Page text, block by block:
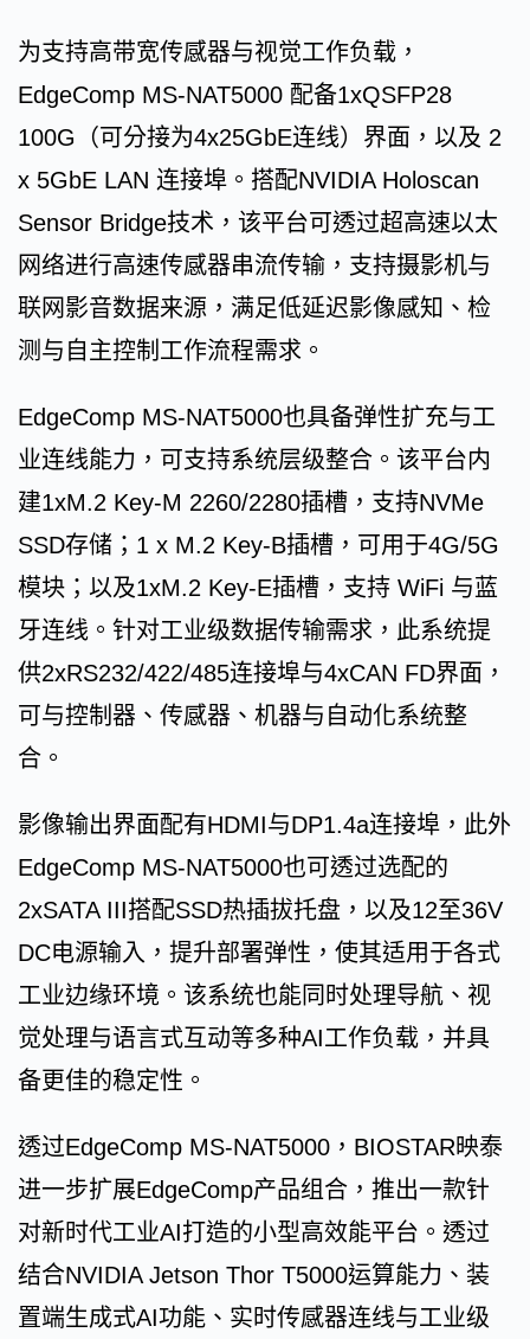
为支持高带宽传感器与视觉工作负载，
EdgeComp MS-NAT5000 配备1xQSFP28
100G（可分接为4x25GbE连线）界面，以及 2
x 5GbE LAN 连接埠。搭配NVIDIA Holoscan
Sensor Bridge技术，该平台可透过超高速以太
网络进行高速传感器串流传输，支持摄影机与
联网影音数据来源，满足低延迟影像感知、检
测与自主控制工作流程需求。
EdgeComp MS-NAT5000也具备弹性扩充与工
业连线能力，可支持系统层级整合。该平台内
建1xM.2 Key-M 2260/2280插槽，支持NVMe
SSD存储；1 x M.2 Key-B插槽，可用于4G/5G
模块；以及1xM.2 Key-E插槽，支持 WiFi 与蓝
牙连线。针对工业级数据传输需求，此系统提
供2xRS232/422/485连接埠与4xCAN FD界面，
可与控制器、传感器、机器与自动化系统整
合。
影像输出界面配有HDMI与DP1.4a连接埠，此外
EdgeComp MS-NAT5000也可透过选配的
2xSATA III搭配SSD热插拔托盘，以及12至36V
DC电源输入，提升部署弹性，使其适用于各式
工业边缘环境。该系统也能同时处理导航、视
觉处理与语言式互动等多种AI工作负载，并具
备更佳的稳定性。
透过EdgeComp MS-NAT5000，BIOSTAR映泰
进一步扩展EdgeComp产品组合，推出一款针
对新时代工业AI打造的小型高效能平台。透过
结合NVIDIA Jetson Thor T5000运算能力、装
置端生成式AI功能、实时传感器连线与工业级